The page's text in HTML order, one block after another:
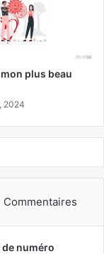
plus beau
2024
Commentaires
numéro